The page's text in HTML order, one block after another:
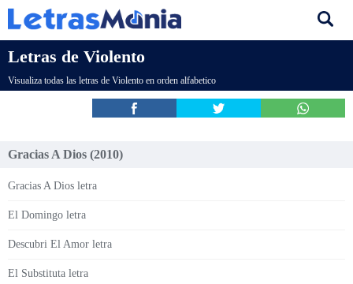
Letras de Violento
Visualiza todas las letras de Violento en orden alfabetico
Gracias A Dios (2010)
Gracias A Dios letra
El Domingo letra
Descubri El Amor letra
El Substituta letra